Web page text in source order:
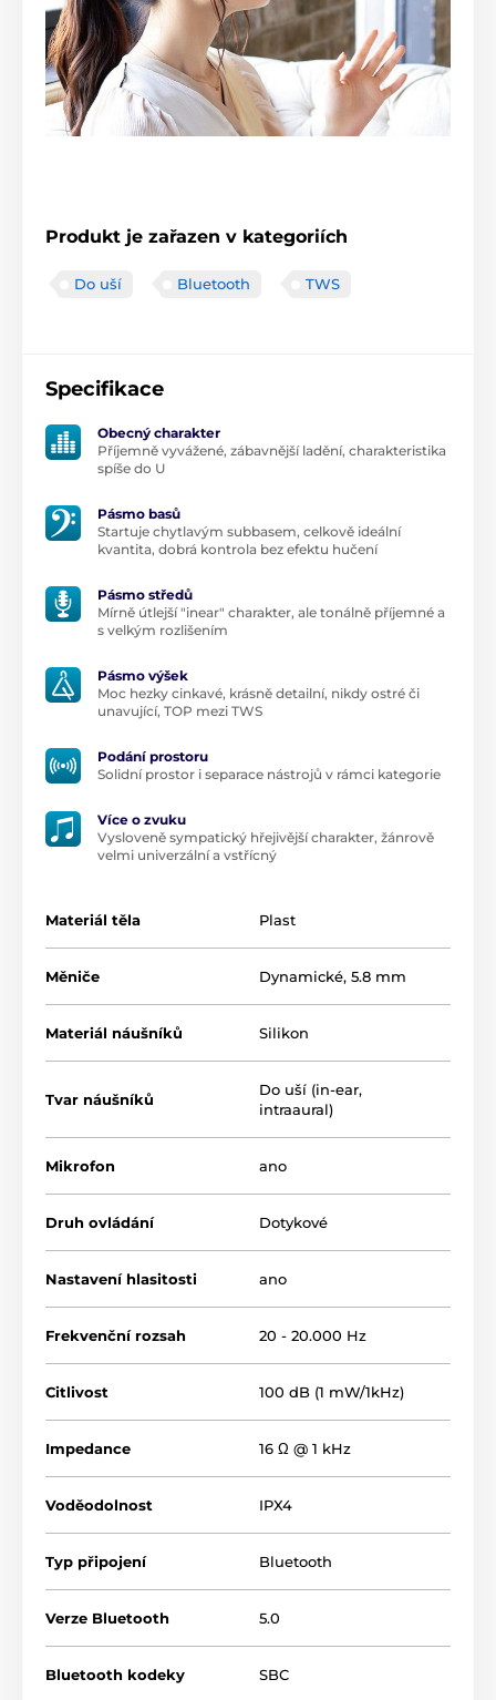
Produkt je zařazen v kategoriích
Do uší Bluetooth TWS
Specifikace
Obecný charakter
Příjemně vyvážené, zábavnější ladění, charakteristika
spíše do U
Pásmo basů
Startuje chytlavým subbasem, celkově ideální
kvantita, dobrá kontrola bez efektu hučení
Pásmo středů
Mírně útlejší "inear" charakter, ale tonálně příjemné a
s velkým rozlišením
Pásmo výšek
Moc hezky cinkavé, krásně detailní, nikdy ostré či
unavující, TOP mezi TWS
Podání prostoru
Solidní prostor i separace nástrojů v rámci kategorie
Více o zvuku
Vysloveně sympatický hřejivější charakter, žánrově
velmi univerzální a vstřícný
Materiál těla Plast
Měniče Dynamické, 5.8 mm
Materiál náušníků Silikon
Tvar náušníků
Do uší (in-ear,
intraaural)
Mikrofon ano
Druh ovládání Dotykové
Nastavení hlasitosti ano
Frekvenční rozsah 20 - 20.000 Hz
Citlivost 100 dB (1 mW/1kHz)
Impedance 16 Ω @ 1 kHz
Voděodolnost IPX4
Typ připojení Bluetooth
Verze Bluetooth 5.0
Bluetooth kodeky SBC